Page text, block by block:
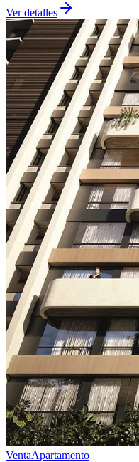
Ver detalles
VentaApartamento